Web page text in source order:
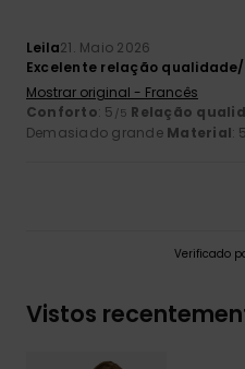
Leila21. Maio 2026
Excelente relação
Mostrar original - Francês
Conforto: 5 /5 Relação
Demasiado grande Material: 5
Verificado
Vistos